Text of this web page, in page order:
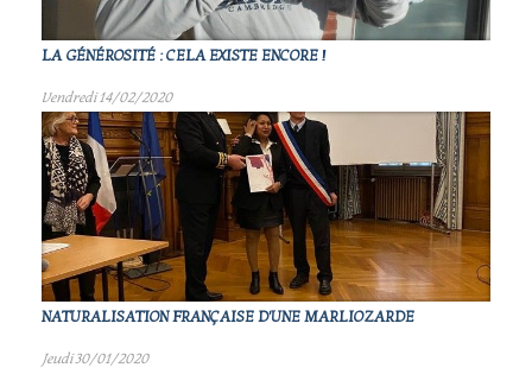
LA GÉNÉROSITÉ : CELA EXISTE ENCORE !
Vendredi 14/02/2020
NATURALISATION FRANÇAISE D'UNE MARLIOZARDE
Jeudi 30/01/2020